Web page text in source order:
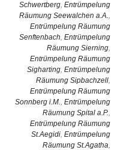
Schwertberg, Entrümpelung
Räumung Seewalchen a.A.,
Entrümpelung Räumung
Senftenbach, Entrümpelung
Räumung Sierning,
Entrümpelung Räumung
Sigharting, Entrümpelung
Räumung Sipbachzell,
Entrümpelung Räumung
Sonnberg i.M., Entrümpelung
Räumung Spital a.P.,
Entrümpelung Räumung
St.Aegidi, Entrümpelung
Räumung St.Agatha,